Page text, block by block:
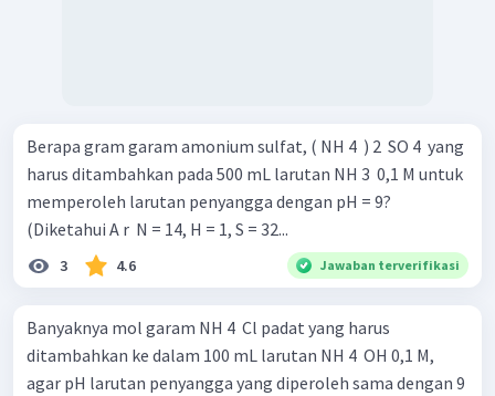
Berapa gram garam amonium sulfat, ( NH 4 ​ ) 2 ​ SO 4 ​ yang
harus ditambahkan pada 500 mL larutan NH 3 ​ 0,1 M untuk
memperoleh larutan penyangga dengan pH = 9?
(Diketahui A r ​ N = 14, H = 1, S = 32...
3 4.6 Jawaban terverifikasi
Banyaknya mol garam NH 4 ​ Cl padat yang harus
ditambahkan ke dalam 100 mL larutan NH 4 ​ OH 0,1 M,
agar pH larutan penyangga yang diperoleh sama dengan 9